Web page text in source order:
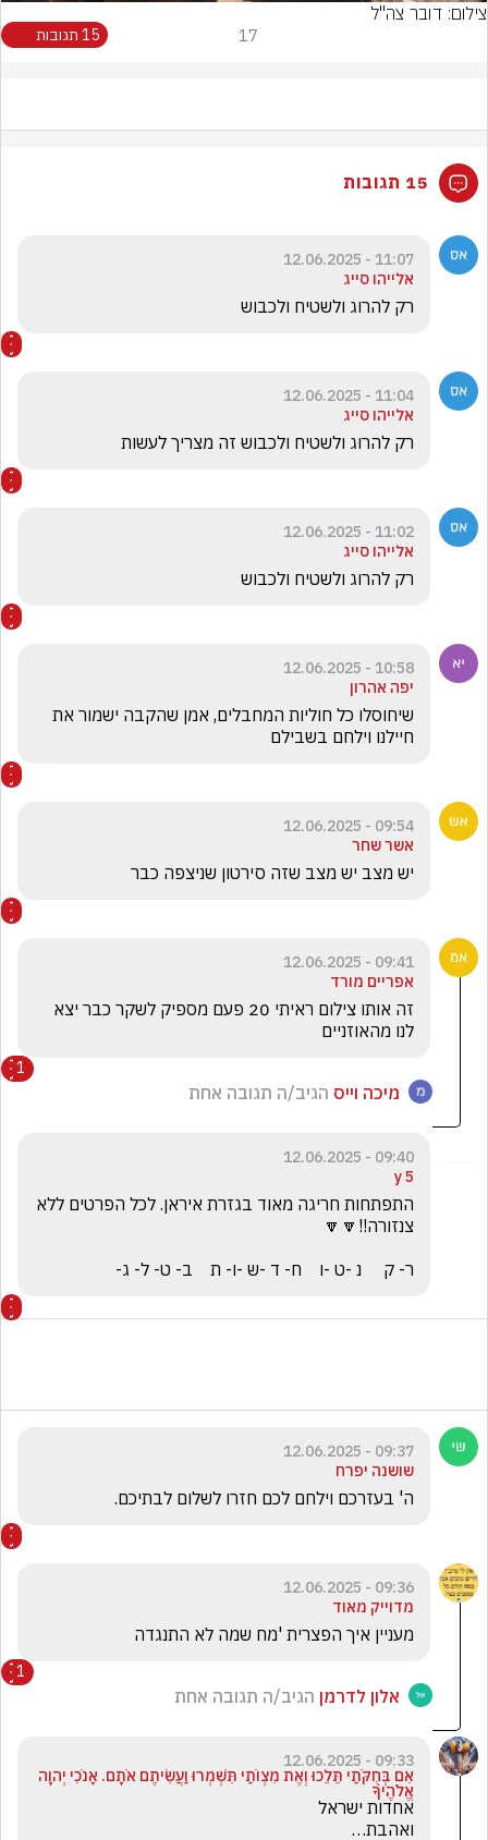
צילום: דובר צה"ל
17 15 תגובות
15 תגובות
11:07 - 12.06.2025
אלייהו סייג
רק להרוג ולשטיח ולכבוש
11:04 - 12.06.2025
אלייהו סייג
רק להרוג ולשטיח ולכבוש זה מצריך לעשות
11:02 - 12.06.2025
אלייהו סייג
רק להרוג ולשטיח ולכבוש
10:58 - 12.06.2025
יפה אהרון
חיילנו וילחם בשבילם
09:54 - 12.06.2025
אשר שחר
יש מצב יש מצב שזה סירטון שניצפה כבר
09:41 - 12.06.2025
אפריים מורד
לנו מהאוזניים
1
מיכה וייס הגיב/ה תגובה אחת
09:40 - 12.06.2025
5 y
ר- ק     נ -ט -ו    ח- ד -ש -ו- ת    ב- ט- ל- ג-
09:37 - 12.06.2025
שושנה יפרח
ה' בעזרכם וילחם לכם חזרו לשלום לבתיכם.
09:36 - 12.06.2025
מדוייק מאוד
מעניין איך הפצרית 'מח שמה לא התנגדה
1
אלון לדרמן הגיב/ה תגובה אחת
09:33 - 12.06.2025
אִם בְּחֻקֹּתַי תֵּלֵכוּ וְאֶת מִצְוֺתַי תִּשְׁמְרוּ וַעֲשִׂיתֶם אֹתָם. אָנֹכִי יְהוָה
אֱלֹהֶיךָ